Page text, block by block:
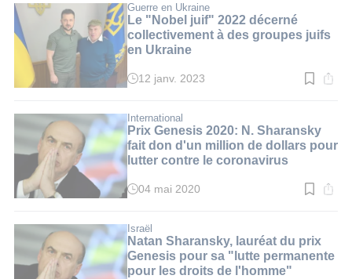
Guerre en Ukraine
Le "Nobel juif" 2022 décerné
collectivement à des groupes juifs
en Ukraine
Temps
:
3
min.
12 janv. 2023
International
Prix Genesis 2020: N. Sharansky
fait don d'un million de dollars pour
lutter contre le coronavirus
Temps
:
2
min.
04 mai 2020
Israël
Natan Sharansky, lauréat du prix
Genesis pour sa "lutte permanente
pour les droits de l'homme"